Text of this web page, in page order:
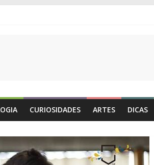
CURIOSIDADES ARTES DICAS